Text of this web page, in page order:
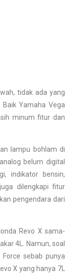
tidak ada yang
Yamaha Vega
minum fitur dan
lampu bohlam di
belum digital
indikator bensin,
juga dilengkapi fitur
pengendara dari
Revo X sama-
4L. Namun, soal
sebab punya
X yang hanya 7L